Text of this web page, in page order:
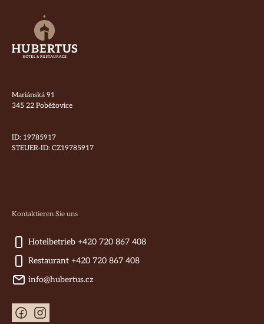
Mariánská 91
345 22 Poběžovice
ID: 19785917
STEUER-ID: CZ19785917
Kontaktieren Sie uns
Hotelbetrieb +420 720 867 408
Restaurant +420 720 867 408
info@hubertus.cz